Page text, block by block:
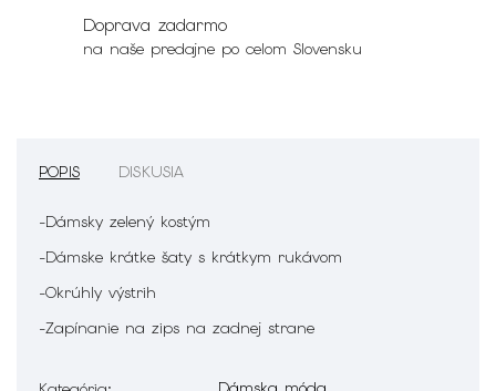
Doprava zadarmo
na naše predajne po celom Slovensku
POPIS DISKUSIA
-Dámsky zelený kostým
-Dámske krátke šaty s krátkym rukávom
-Okrúhly výstrih
-Zapínanie na zips na zadnej strane